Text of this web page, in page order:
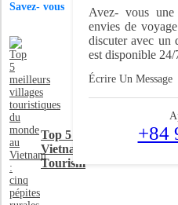
Savez- vous
Top 5 meilleurs villages
Vietnam : cinq pépites
Tourism
Avez- vous
envies de
discuter avec un
est disponible 24/
Écrire Un Message
+84